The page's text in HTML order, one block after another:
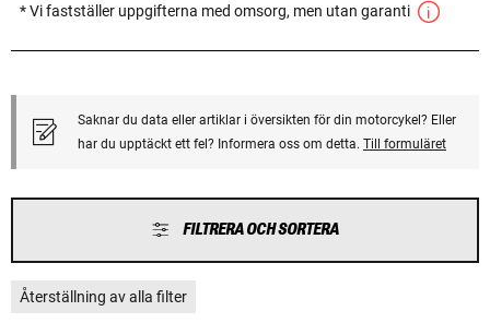
* Vi fastställer uppgifterna med omsorg, men utan garanti
Saknar du data eller artiklar i översikten för din motorcykel? Eller
har du upptäckt ett fel? Informera oss om detta. Till formuläret
FILTRERA OCH SORTERA
Återställning av alla filter